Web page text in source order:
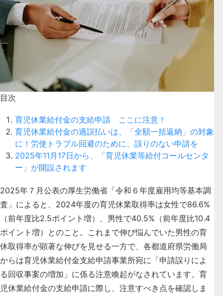
目次
育児休業給付金の支給申請 ここに注意！
育児休業給付金の過誤払いは、「全額一括返納」の対象
に！労使トラブル回避のために、誤りのない申請を
2025年11月17日から、「育児休業等給付コールセンタ
ー」が開設されます
2025年７月公表の厚生労働省「令和６年度雇用均等基本調
査」によると、2024年度の育児休業取得率は女性で86.6%
（前年度比2.5ポイント増）、男性で40.5%（前年度比10.4
ポイント増）とのこと。これまで伸び悩んでいた男性の育
休取得率が顕著な伸びを見せる一方で、各都道府県労働局
からは育児休業給付金支給申請事業所宛に「申請誤りによ
る回収事案の増加」に係る注意喚起がなされています。育
児休業給付金の支給申請に際し、注意すべき点を確認しま